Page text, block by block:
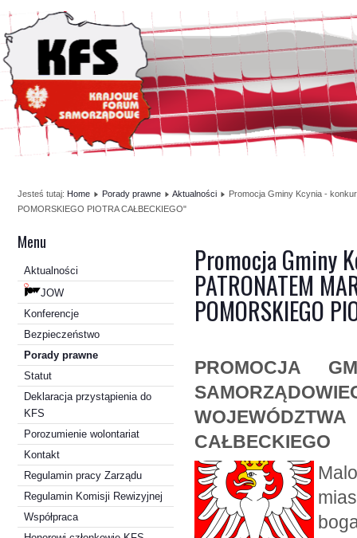
Jesteś tutaj: Home Porady prawne Aktualności
Promocja Gminy Kcynia -
POMORSKIEGO PIOTRA CAŁBECKIEGO"
Menu
Aktualności
JOW
Konferencje
Bezpieczeństwo
Porady prawne
Statut
Deklaracja przystąpienia do
KFS
Porozumienie wolontariat
Kontakt
Regulamin pracy Zarządu
Regulamin Komisji Rewizyjnej
Współpraca
Promocja Gminy
PATRONATEM
POMORSKIEGO
PROMOCJA
CAŁBECKIEGO